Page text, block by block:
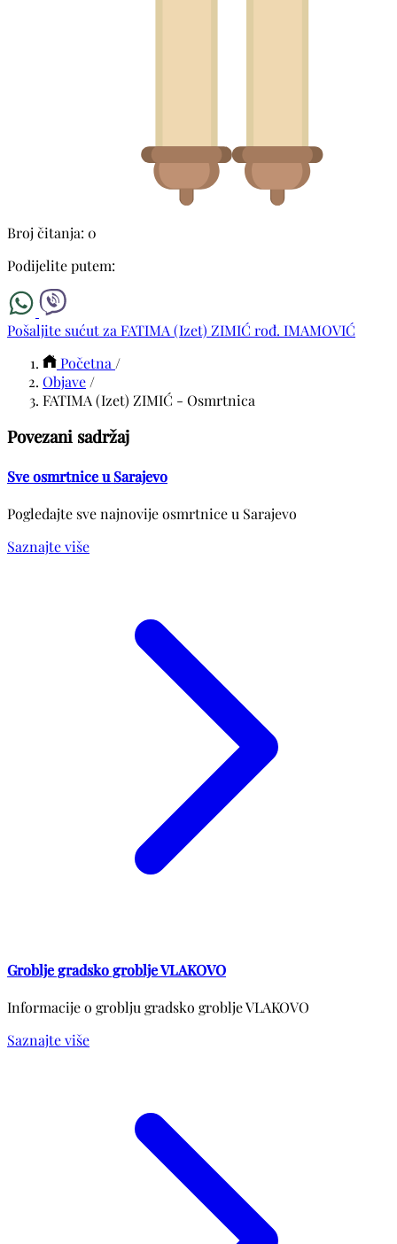
Broj čitanja: 0
Podijelite putem:
Pošaljite sućut za FATIMA (Izet) ZIMIĆ rođ. IMAMOVIĆ
Početna /
Objave /
FATIMA (Izet) ZIMIĆ - Osmrtnica
Povezani sadržaj
Sve osmrtnice u Sarajevo
Pogledajte sve najnovije osmrtnice u Sarajevo
Saznajte više
Groblje gradsko groblje VLAKOVO
Informacije o groblju gradsko groblje VLAKOVO
Saznajte više